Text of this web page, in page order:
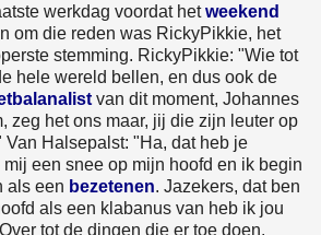
werkdag voordat hetweekend
om die reden was RickyPikkie, het
stemming. RickyPikkie: "Wie tot
hele wereld bellen, en dus ook de
van dit moment, Johannes
zeg het ons maar, jij die zijn leuter op
Van Halsepalst: "Ha, dat heb je
een snee op mijn hoofd en ik begin
als een bezetenen. Jazekers, dat ben
als een klabanus van heb ik jou
tot de dingen die er toe doen.